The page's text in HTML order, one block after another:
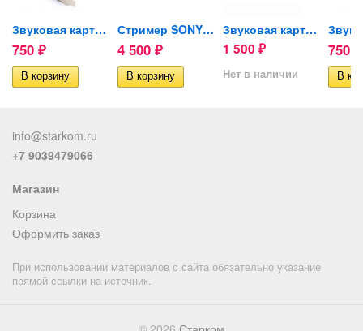
Звуковая карта Cmedia...
750 ₽
Стример SONY SDT-11000/BM...
4 500 ₽
Звуковая карта ASUS Xonar DS
1 500 ₽
Нет в наличии
750
info@starkom.ru
+7 9039479066
Магазин
Корзина
Оформить заказ
При использовании материалов с сайта обязательно указание
прямой ссылки на источник.